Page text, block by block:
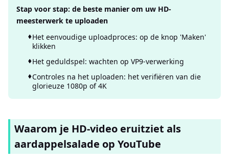
Stap voor stap: de beste manier om uw HD-
meesterwerk te uploaden
Het eenvoudige uploadproces: op de knop 'Maken'
klikken
Het geduldspel: wachten op VP9-verwerking
Controles na het uploaden: het verifiëren van die
glorieuze 1080p of 4K
Waarom je HD-video eruitziet als
aardappelsalade op YouTube